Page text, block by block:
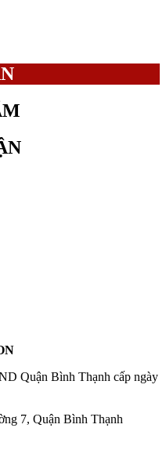
Quận Bình Thạnh cấp ngày
7, Quận Bình Thạnh